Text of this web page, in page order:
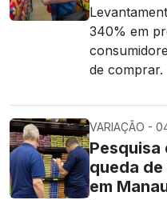
340% em
de comprar.
VARIAÇÃO -
queda
em